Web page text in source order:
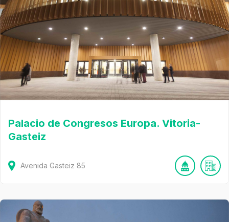
Palacio de Congresos Europa. Vitoria-
Gasteiz
Avenida Gasteiz 85